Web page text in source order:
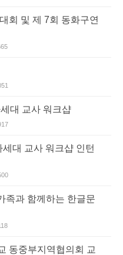
회 및 제 7회 동화구연
대 교사 워크샵
대 교사 워크샵 인턴
족과 함께하는 한글문
동중부지역협의회 교